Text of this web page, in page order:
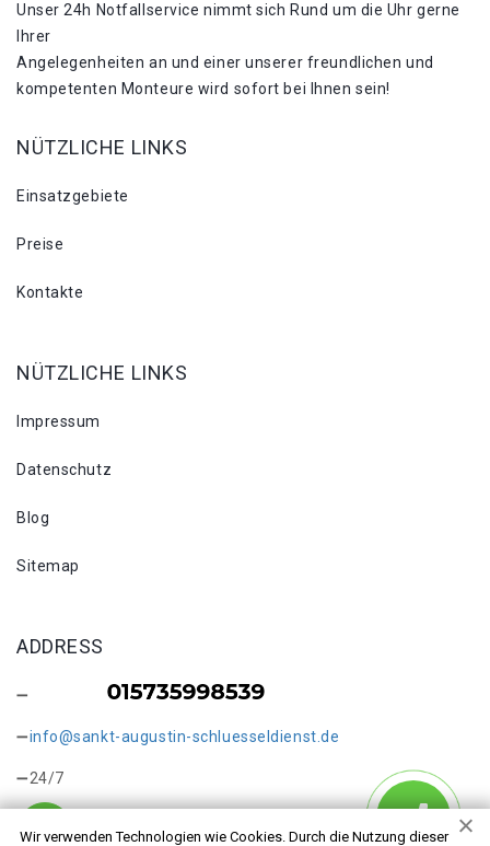
Wir verwenden Technologien wie Cookies. Durch die Nutzung dieser
Unser 24h Notfallservice nimmt sich Rund um die Uhr gerne
Ihrer
Angelegenheiten an und einer unserer freundlichen und
kompetenten Monteure wird sofort bei Ihnen sein!
NÜTZLICHE LINKS
Einsatzgebiete
Preise
Kontakte
NÜTZLICHE LINKS
Impressum
Datenschutz
Blog
Sitemap
ADDRESS
info@sankt-augustin-schluesseldienst.de
24/7